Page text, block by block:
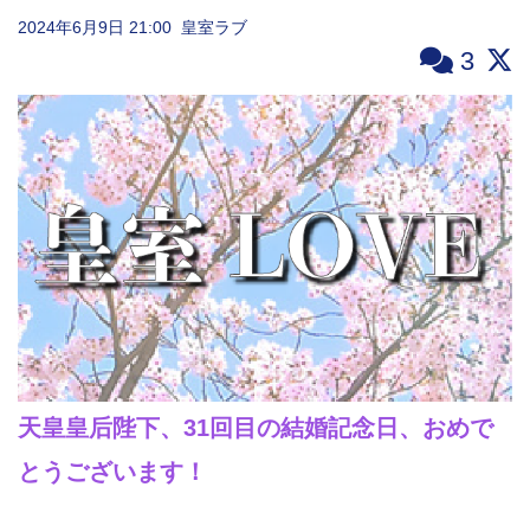
2024年6月9日 21:00 皇室ラブ
3
天皇皇后陛下、31回目の結婚記念日、おめで
とうございます！